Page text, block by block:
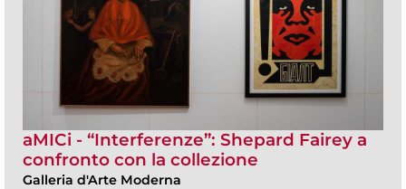
aMICi - “Interferenze”: Shepard Fairey a
confronto con la collezione
Galleria d'Arte Moderna